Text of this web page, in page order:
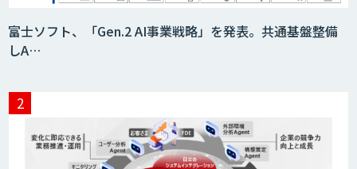
富士ソフト、「Gen.2 AI事業戦略」を発表。共通基盤整備
しA…